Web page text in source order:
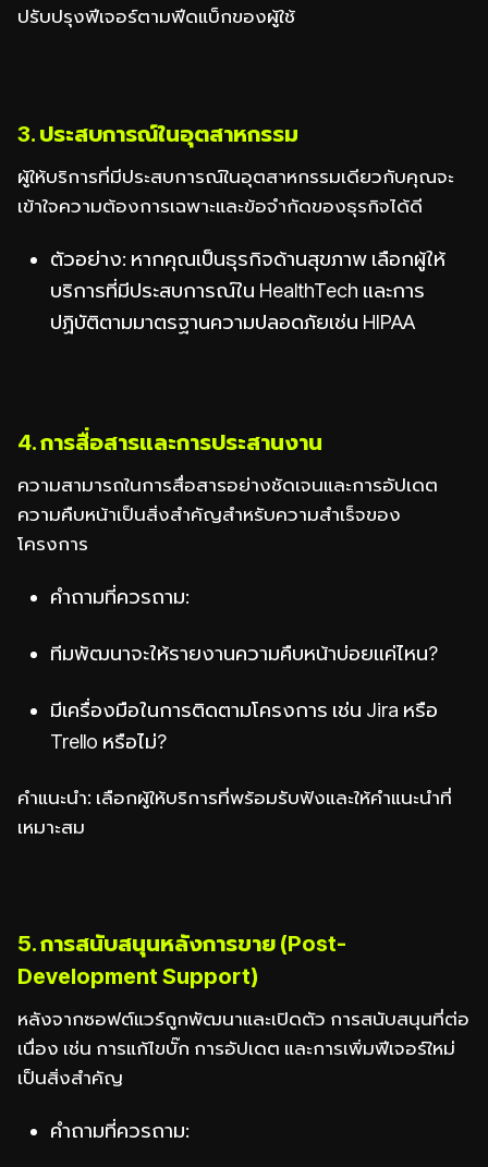
ปรับปรุงฟีเจอร์ตามฟีดแบ็กของผู้ใช้
3. ประสบการณ์ในอุตสาหกรรม
ผู้ให้บริการที่มีประสบการณ์ในอุตสาหกรรมเดียวกับคุณจะ
เข้าใจความต้องการเฉพาะและข้อจำกัดของธุรกิจได้ดี
ตัวอย่าง: หากคุณเป็นธุรกิจด้านสุขภาพ เลือกผู้ให้
บริการที่มีประสบการณ์ใน HealthTech และการ
ปฏิบัติตามมาตรฐานความปลอดภัยเช่น HIPAA
4. การสื่อสารและการประสานงาน
ความสามารถในการสื่อสารอย่างชัดเจนและการอัปเดต
ความคืบหน้าเป็นสิ่งสำคัญสำหรับความสำเร็จของ
โครงการ
คำถามที่ควรถาม:
ทีมพัฒนาจะให้รายงานความคืบหน้าบ่อยแค่ไหน?
มีเครื่องมือในการติดตามโครงการ เช่น Jira หรือ
Trello หรือไม่?
คำแนะนำ: เลือกผู้ให้บริการที่พร้อมรับฟังและให้คำแนะนำที่
เหมาะสม
5. การสนับสนุนหลังการขาย (Post-
Development Support)
หลังจากซอฟต์แวร์ถูกพัฒนาและเปิดตัว การสนับสนุนที่ต่อ
เนื่อง เช่น การแก้ไขบั๊ก การอัปเดต และการเพิ่มฟีเจอร์ใหม่
เป็นสิ่งสำคัญ
คำถามที่ควรถาม: